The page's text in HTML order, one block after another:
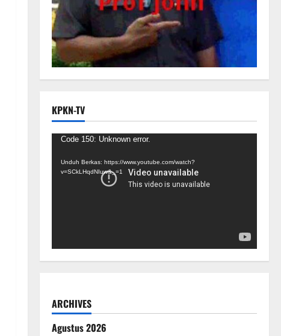
KPKN-TV
Pemutar
Code 150: Unknown error.
Unduh Berkas: https://www.youtube.com/watch?
v=SCkLHqdNIuw&_=1
ARCHIVES
Agustus 2026